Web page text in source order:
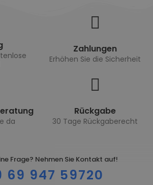
Zahlungen
Erhöhen Sie die Sicherheit
da
Rückgabe
30 Tage Rückgaberecht
Frage? Nehmen Sie Kontakt auf!
69 947 59720